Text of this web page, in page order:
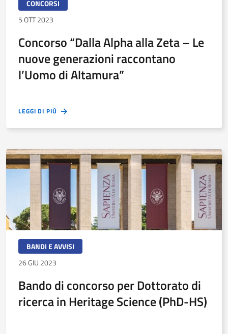
CONCORSI
5 OTT 2023
Concorso “Dalla Alpha alla Zeta – Le
nuove generazioni raccontano
l’Uomo di Altamura”
LEGGI DI PIÙ
BANDI E AVVISI
26 GIU 2023
Bando di concorso per Dottorato di
ricerca in Heritage Science (PhD-HS)